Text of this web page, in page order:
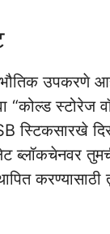
भौतिक उपकरणे
“कोल्ड स्टोरेज
स्टिकसारखे
ब्लॉकचेनवर